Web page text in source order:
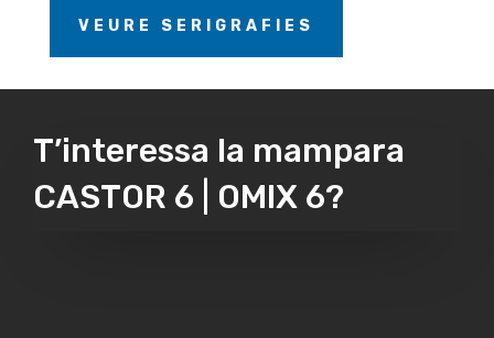
VEURE SERIGRAFIES
T’interessa la mampara
CASTOR 6 | OMIX 6?